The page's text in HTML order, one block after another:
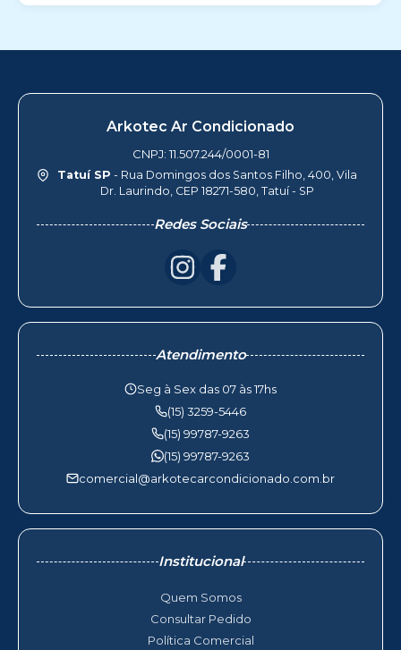
Arkotec Ar Condicionado
CNPJ: 11.507.244/0001-81
Tatuí SP - Rua Domingos dos Santos Filho, 400, Vila
Dr. Laurindo, CEP 18271-580, Tatuí - SP
Redes Sociais
Atendimento
Seg à Sex das 07 às 17hs
(15) 3259-5446
(15) 99787-9263
(15) 99787-9263
comercial@arkotecarcondicionado.com.br
Institucional
Quem Somos
Consultar Pedido
Política Comercial